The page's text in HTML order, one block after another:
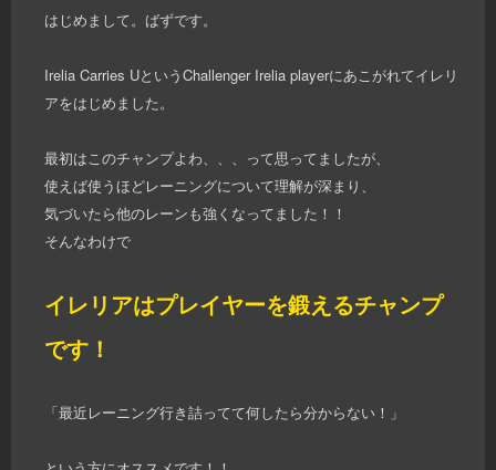
はじめまして。ばずです。
Irelia Carries UというChallenger Irelia playerにあこがれてイレリ
アをはじめました。
最初はこのチャンプよわ、、、って思ってましたが、
使えば使うほどレーニングについて理解が深まり、
気づいたら他のレーンも強くなってました！！
そんなわけで
イレリアはプレイヤーを鍛えるチャンプ
です！
「最近レーニング行き詰ってて何したら分からない！」